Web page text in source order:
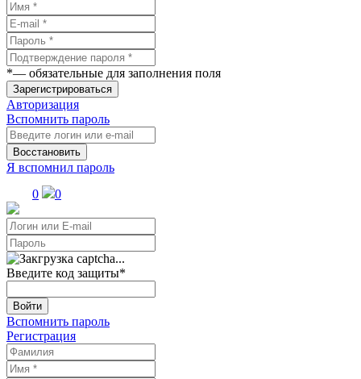
*— обязательные для заполнения поля
Зарегистрироваться
Авторизация
Вспомнить пароль
Восстановить
Я вспомнил пароль
0
0
Введите код защиты*
Войти
Вспомнить пароль
Регистрация